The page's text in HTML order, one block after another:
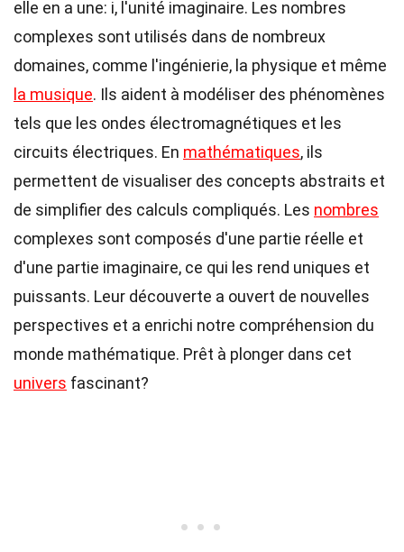
elle en a une: i, l'unité imaginaire. Les nombres
complexes sont utilisés dans de nombreux
domaines, comme l'ingénierie, la physique et même
la musique. Ils aident à modéliser des phénomènes
tels que les ondes électromagnétiques et les
circuits électriques. En mathématiques, ils
permettent de visualiser des concepts abstraits et
de simplifier des calculs compliqués. Les nombres
complexes sont composés d'une partie réelle et
d'une partie imaginaire, ce qui les rend uniques et
puissants. Leur découverte a ouvert de nouvelles
perspectives et a enrichi notre compréhension du
monde mathématique. Prêt à plonger dans cet
univers fascinant?